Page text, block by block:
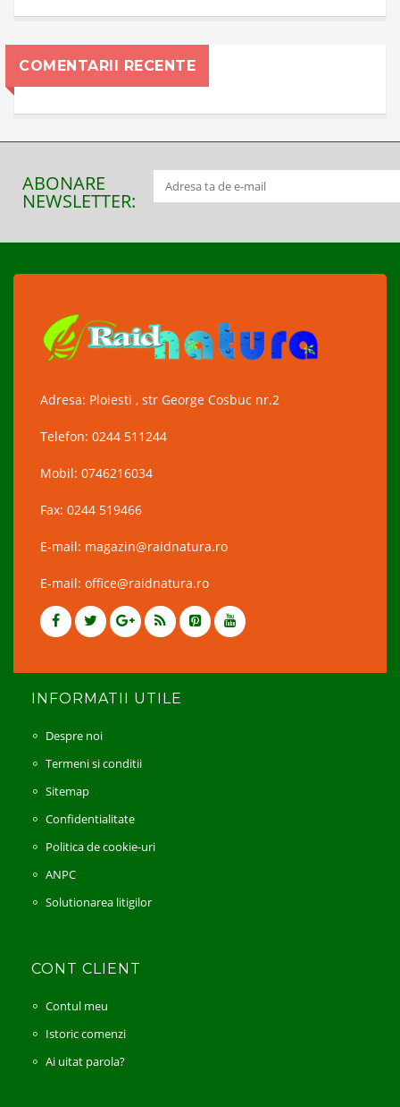
COMENTARII RECENTE
ABONARE
NEWSLETTER:
Adresa: Ploiesti , str George Cosbuc nr.2
Telefon: 0244 511244
Mobil: 0746216034
Fax: 0244 519466
E-mail: magazin@raidnatura.ro
E-mail: office@raidnatura.ro
INFORMATII UTILE
Despre noi
Termeni si conditii
Sitemap
Confidentialitate
Politica de cookie-uri
ANPC
Solutionarea litigilor
CONT CLIENT
Contul meu
Istoric comenzi
Ai uitat parola?